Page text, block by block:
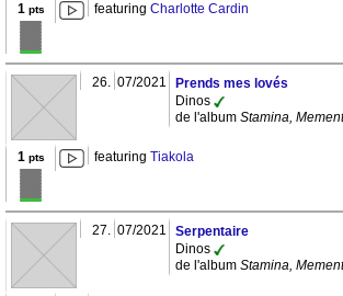
1 pts featuring Charlotte Cardin
26. 07/2021
Prends mes lovés
Dinos
de l'album Stamina,
1 pts featuring Tiakola
27. 07/2021
Serpentaire
Dinos
de l'album Stamina,